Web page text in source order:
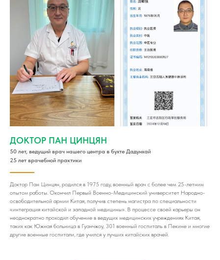
ДОКТОР ПАН ЦИНЦЯН
50 лет, ведущий врач нашего центра в бухте Дадунхай
25 лет врачебной практики
Доктор Пан Цинцян, родился в 1975 году, военный врач с более чем 25-летним
опытом работы. Окончил Первый Военно-Медицинский университет Народно-
освободительной армии Китая, получив степень магистра по специальности
«интеграция китайской и западной медицины». В процессе своей карьеры он
неоднократно проходил обучение в ведущих медицинских учреждениях Китая,
таких как Южная больница в Гуанчжоу, 301 военный госпиталь в Пекине и многие
другие военные госпитали, где учился у лучших китайских врачей.